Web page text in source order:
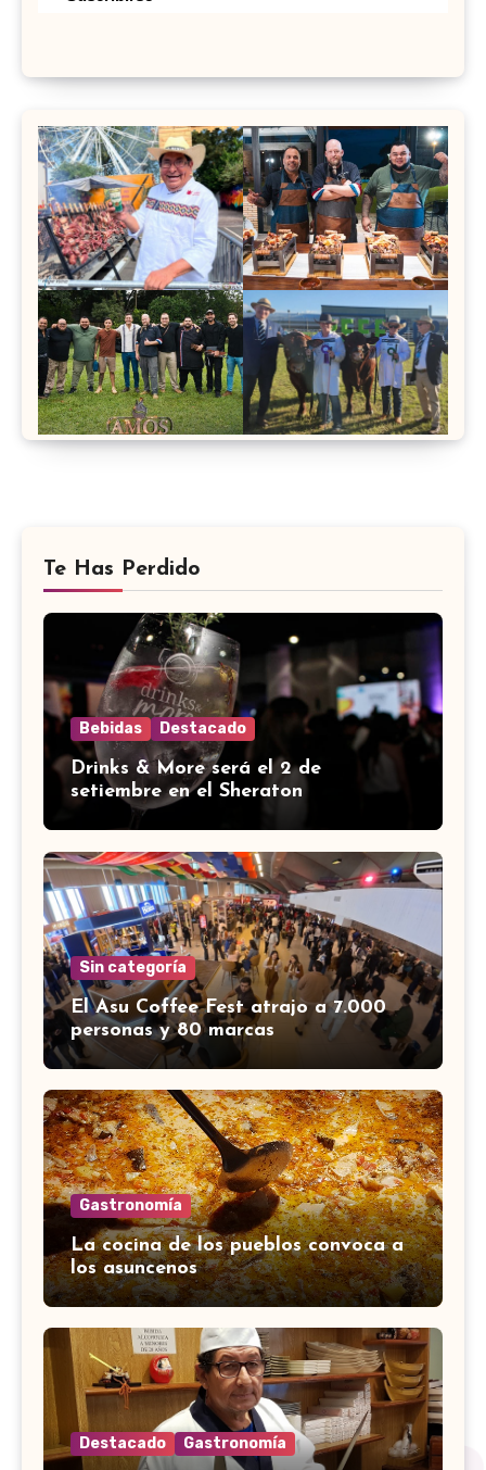
Te Has Perdido
Bebidas Destacado
Drinks & More será el 2 de
setiembre en el Sheraton
Sin categoría
El Asu Coffee Fest atrajo a 7.000
personas y 80 marcas
Gastronomía
La cocina de los pueblos convoca a
los asuncenos
Destacado Gastronomía